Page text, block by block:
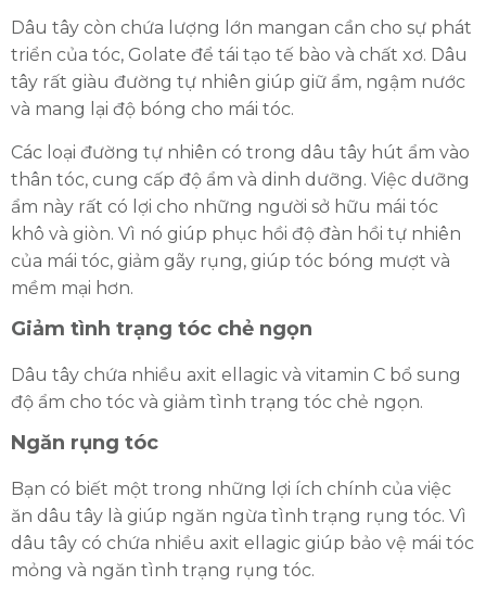
Dâu tây còn chứa lượng lớn mangan cần cho sự phát
triển của tóc, Golate để tái tạo tế bào và chất xơ. Dâu
tây rất giàu đường tự nhiên giúp giữ ẩm, ngậm nước
và mang lại độ bóng cho mái tóc.
Các loại đường tự nhiên có trong dâu tây hút ẩm vào
thân tóc, cung cấp độ ẩm và dinh dưỡng. Việc dưỡng
ẩm này rất có lợi cho những người sở hữu mái tóc
khô và giòn. Vì nó giúp phục hồi độ đàn hồi tự nhiên
của mái tóc, giảm gãy rụng, giúp tóc bóng mượt và
mềm mại hơn.
Giảm tình trạng tóc chẻ ngọn
Dâu tây chứa nhiều axit ellagic và vitamin C bổ sung
độ ẩm cho tóc và giảm tình trạng tóc chẻ ngọn.
Ngăn rụng tóc
Bạn có biết một trong những lợi ích chính của việc
ăn dâu tây là giúp ngăn ngừa tình trạng rụng tóc. Vì
dâu tây có chứa nhiều axit ellagic giúp bảo vệ mái tóc
mỏng và ngăn tình trạng rụng tóc.